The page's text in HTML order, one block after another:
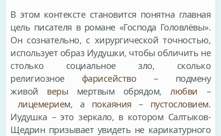
В этом контексте становится понятна главная
цель писателя в романе «Господа Головлёвы».
Он сознательно, с хирургической точностью,
использует образ Иудушки, чтобы обличить не
столько социальное зло, сколько
религиозное фарисейство – подмену
живой веры мертвым обрядом,любви –
лицемерием, а покаяния – пустословием.
Иудушка – это зеркало, в котором Салтыков-
Щедрин призывает увидеть не карикатурного